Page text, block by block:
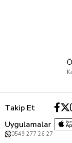
Takip Et
Uygulamalar
0549 277 26 27